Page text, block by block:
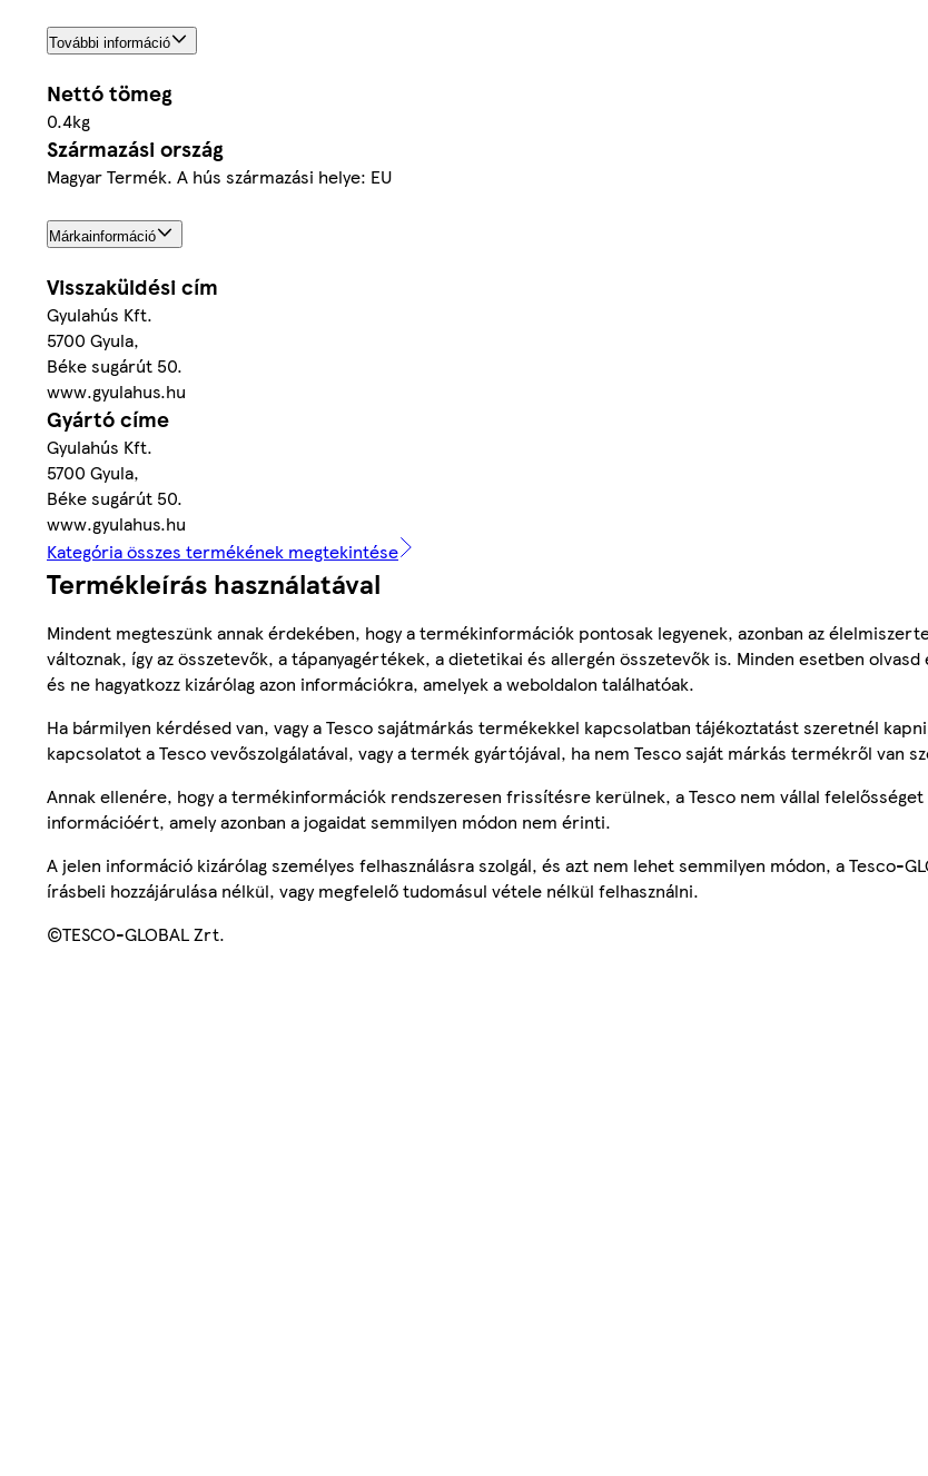
További információ
Nettó tömeg
0.4kg
Származási ország
Magyar Termék. A hús származási helye: EU
Márkainformáció
Visszaküldési cím
Gyulahús Kft.
5700 Gyula,
Béke sugárút 50.
www.gyulahus.hu
Gyártó címe
Gyulahús Kft.
5700 Gyula,
Béke sugárút 50.
www.gyulahus.hu
Kategória összes termékének megtekintése
Termékleírás használatával
Mindent megteszünk annak érdekében, hogy a termékinformációk pontosak legyenek, azonban az
változnak, így az összetevők, a tápanyagértékek, a dietetikai és allergén összetevők is. Minden esetben
és ne hagyatkozz kizárólag azon információkra, amelyek a weboldalon találhatóak.
Ha bármilyen kérdésed van, vagy a Tesco sajátmárkás termékekkel kapcsolatban tájékoztatást szeretnél
kapcsolatot a Tesco vevőszolgálatával, vagy a termék gyártójával, ha nem Tesco saját márkás termékről van
Annak ellenére, hogy a termékinformációk rendszeresen frissítésre kerülnek, a Tesco nem vállal
információért, amely azonban a jogaidat semmilyen módon nem érinti.
A jelen információ kizárólag személyes felhasználásra szolgál, és azt nem lehet semmilyen módon, a Tesco-
írásbeli hozzájárulása nélkül, vagy megfelelő tudomásul vétele nélkül felhasználni.
©TESCO-GLOBAL Zrt.